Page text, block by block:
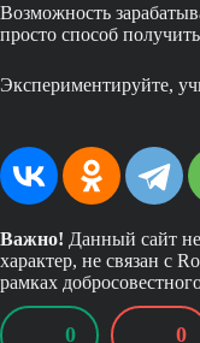
Возможность
просто способ
Экспериментируйте,
Важно! Данный сайт
характер, не связан с
рамках
0 0